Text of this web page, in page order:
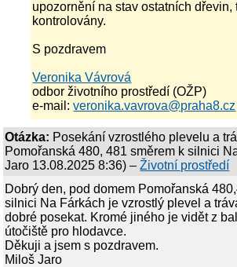
upozornění na stav ostatních
kontrolovány.
S pozdravem
Veronika Vávrová
odbor životního prostředí (OŽP)
e-mail:veronika.vavrova@praha8.cz
Otázka: Posekání vzrostlého plevelu a
Pomořanská 480, 481 směrem k silnici
Jaro 13.08.2025 8:36) –Životní prostředí
Dobrý den, pod domem Pomořanská
silnici Na Fárkách je vzrostlý plevel a
dobré posekat. Kromé jiného je vidět z
útočiště pro hlodavce.
Děkuji a jsem s pozdravem.
Miloš Jaro